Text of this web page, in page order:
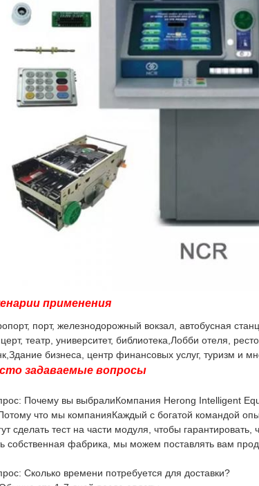
применения
порт, железнодорожный вокзал, автобусная
театр, университет, библиотека Лобби отеля,
Здание бизнеса, центр финансовых услуг, туризм и
задаваемые вопросы
Почему вы выбралиКомпания Herong Intelligent
что мы компанияКаждый с богатой командой
сделать тест на части модуля, чтобы
собственная фабрика, мы можем поставлять вам
Сколько времени потребуется для доставки?